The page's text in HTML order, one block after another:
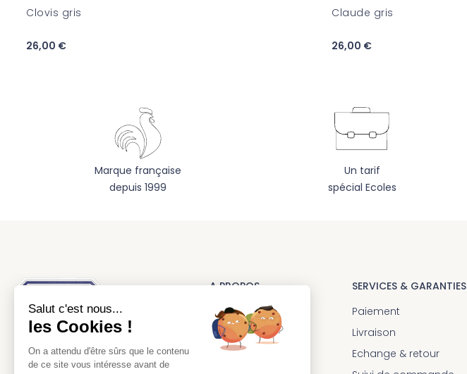
Clovis gris
26,00 €
Claude gris
26,00 €
Marque française
depuis 1999
Un tarif
spécial Ecoles
L’authentique tablier d’école
A PROPOS
La marque
Nos réalisations
CGV
SERVICES & GARANTIES
Paiement
Livraison
Echange & retour
Salut c'est nous...
les Cookies !
On a attendu d'être sûrs que le contenu
de ce site vous intéresse avant de